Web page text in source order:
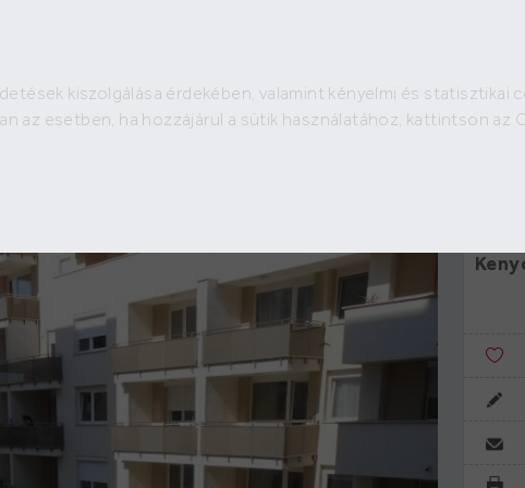
kiszolgálása érdekében, valamint kényelmi és statisztikai
az esetben, ha hozzájárul a sütik használatához, kattintson az
180 e Ft